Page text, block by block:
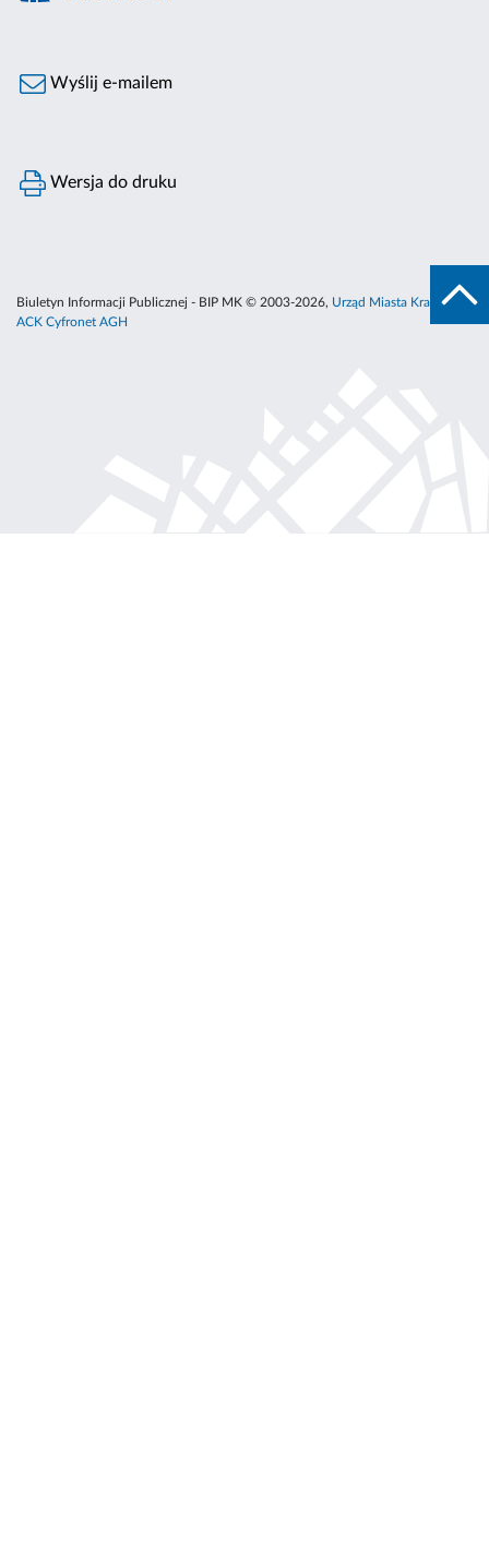
Wyślij e-mailem
Wersja do druku
Biuletyn Informacji Publicznej - BIP MK © 2003-2026, Urząd Miasta Krakowa
ACK Cyfronet AGH